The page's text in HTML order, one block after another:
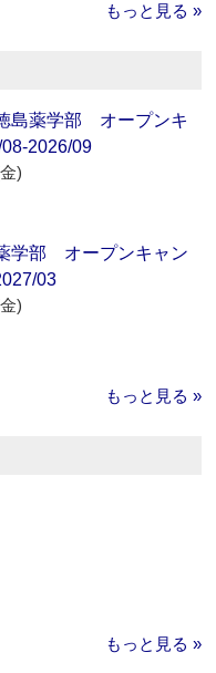
もっと見る »
島薬学部 オープンキ
2026/09
)
学部 オープンキャン
03
)
もっと見る »
もっと見る »